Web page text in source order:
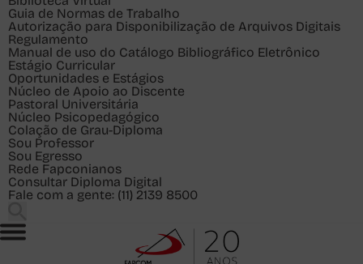
Guia de Normas de Trabalho
Autorização para Disponibilização de Arquivos Digitais
Regulamento
Manual de uso do Catálogo Bibliográfico Eletrônico
Estágio Curricular
Oportunidades e Estágios
Núcleo de Apoio ao Discente
Pastoral Universitária
Núcleo Psicopedagógico
Colação de Grau-Diploma
Sou Professor
Sou Egresso
Rede Fapconianos
Consultar Diploma Digital
Fale com a gente: (11) 2139 8500